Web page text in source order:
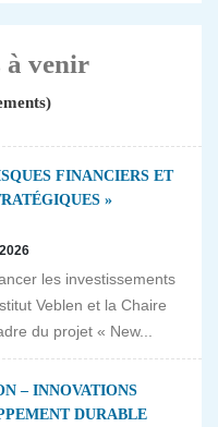
à venir
FINANCIERS ET
»
les investissements
Veblen et la Chaire
du projet « New...
– INNOVATIONS
DURABLE